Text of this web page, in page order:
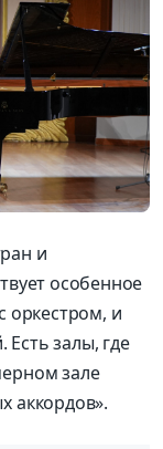
и
особенное
оркестром, и
залы, где
зале
аккордов».